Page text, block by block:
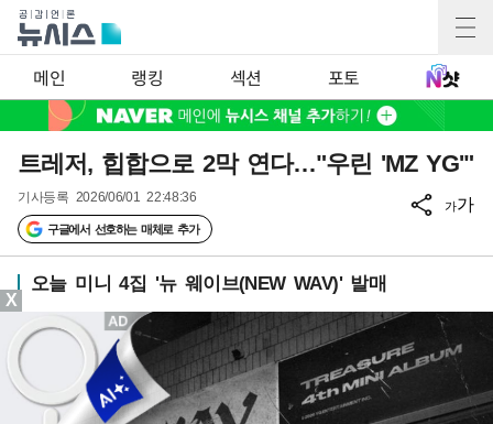
메인 랭킹 섹션 포토
트레저, 힙합으로 2막 연다…"우린 'MZ YG'"
기사등록 2026/06/01 22:48:36
구글에서 선호하는 매체로 추가
가가
오늘 미니 4집 '뉴 웨이브(NEW WAV)' 발매
X